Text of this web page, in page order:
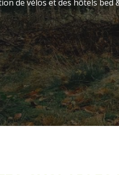
de vélos et des hôtels